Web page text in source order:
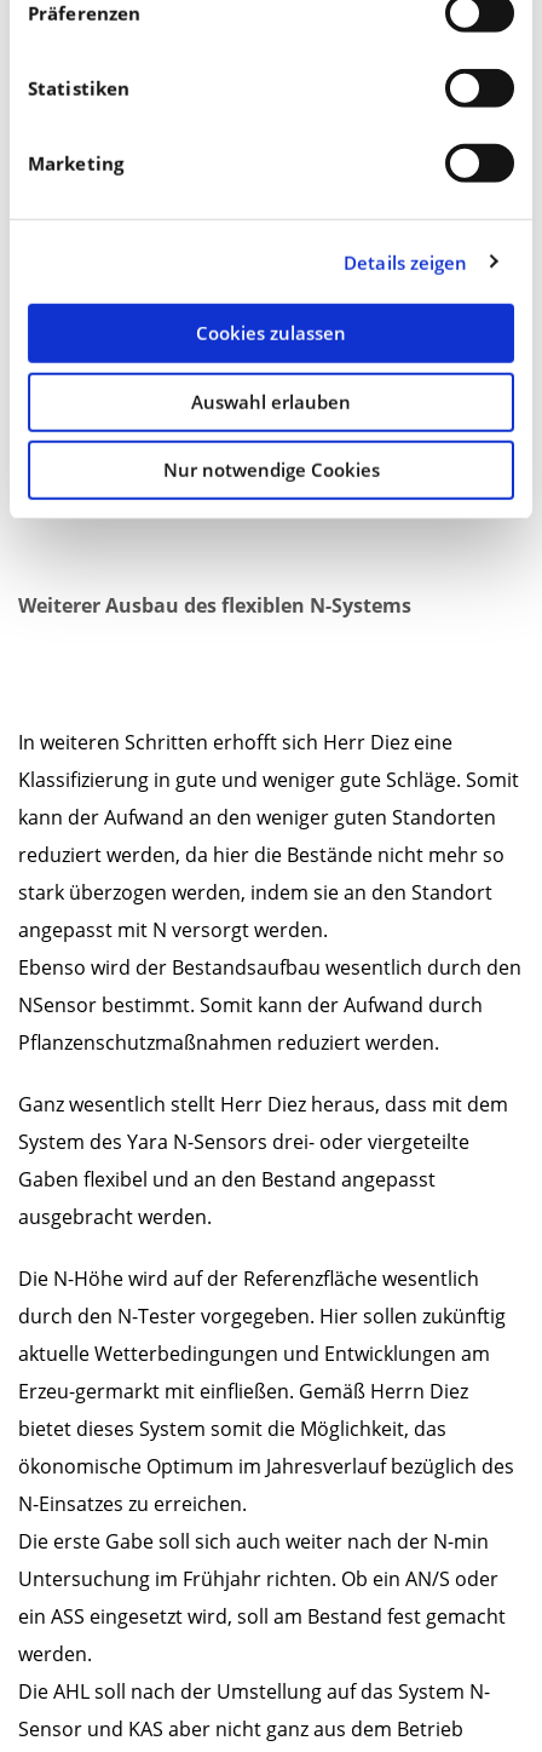
Präferenzen
Statistiken
Marketing
Details zeigen
Cookies zulassen
Auswahl erlauben
Nur notwendige Cookies
Der Sensor stellt auf dieser Basis eine bedarfsgerechte
Versorgung der einzelnen Schläge sicher. Somit stehen
zur Ernte gleichmäßige Bestände auf den Feldern, die
Rohproteingehalt liefern. Der Ertrag ist auch auf der
Fläche gleichmäßiger, jedoch nur in Grenzen, da die
Standortunterschiede auf den Schlägen bleiben.
Druschleistung bei einem geringeren Dieselverbrauch
erzielt, da die Bestände gleichmäßiger stehen. Die
Summe dieser Vorteile veranlassen Herrn Diez dazu,
von flüssigen N-Düngerlösungen auf KAS plus N-Sensor
Weiterer Ausbau des flexiblen N-Systems
In weiteren Schritten erhofft sich Herr Diez eine
Klassifizierung in gute und weniger gute Schläge. Somit
kann der Aufwand an den weniger guten Standorten
reduziert werden, da hier die Bestände nicht mehr so
stark überzogen werden, indem sie an den Standort
angepasst mit N versorgt werden.
Ebenso wird der Bestandsaufbau wesentlich durch den
NSensor bestimmt. Somit kann der Aufwand durch
Pflanzenschutzmaßnahmen reduziert werden.
Ganz wesentlich stellt Herr Diez heraus, dass mit dem
System des Yara N-Sensors drei- oder viergeteilte
Gaben flexibel und an den Bestand angepasst
ausgebracht werden.
Die N-Höhe wird auf der Referenzfläche wesentlich
durch den N-Tester vorgegeben. Hier sollen zukünftig
aktuelle Wetterbedingungen und Entwicklungen am
Erzeu-germarkt mit einfließen. Gemäß Herrn Diez
bietet dieses System somit die Möglichkeit, das
ökonomische Optimum im Jahresverlauf bezüglich des
N-Einsatzes zu erreichen.
Die erste Gabe soll sich auch weiter nach der N-min
Untersuchung im Frühjahr richten. Ob ein AN/S oder
ein ASS eingesetzt wird, soll am Bestand fest gemacht
werden.
Die AHL soll nach der Umstellung auf das System N-
Sensor und KAS aber nicht ganz aus dem Betrieb